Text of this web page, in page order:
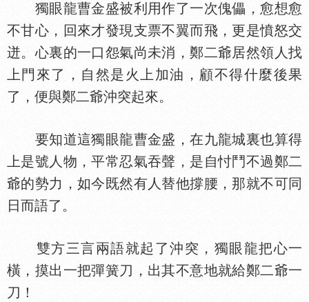
獨眼龍曹金盛被利用作了一次傀儡，愈想愈
不甘心，回來才發現支票不翼而飛，更是憤怒交
迸。心裏的一口怨氣尚未消，鄭二爺居然領人找
上門來了，自然是火上加油，顧不得什麼後果
了，便與鄭二爺沖突起來。
要知道這獨眼龍曹金盛，在九龍城裏也算得
上是號人物，平常忍氣吞聲，是自忖鬥不過鄭二
爺的勢力，如今既然有人替他撐腰，那就不可同
日而語了。
雙方三言兩語就起了沖突，獨眼龍把心一
橫，摸出一把彈簧刀，出其不意地就給鄭二爺一
刀！